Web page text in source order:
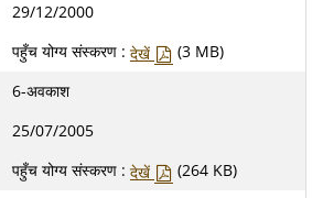
29/12/2000
पहुँच योग्य संस्करण : देखें
(3 MB)
6-अवकाश
25/07/2005
पहुँच योग्य संस्करण : देखें
(264 KB)